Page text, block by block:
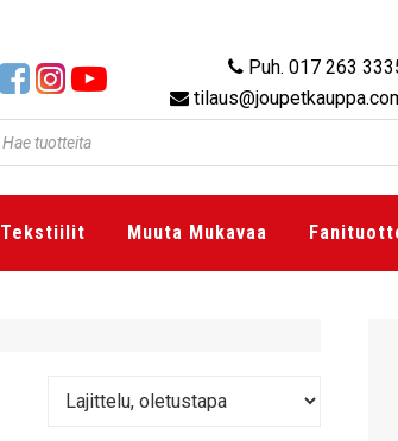
Puh. 017 263
Tekstiilit Muuta Mukavaa